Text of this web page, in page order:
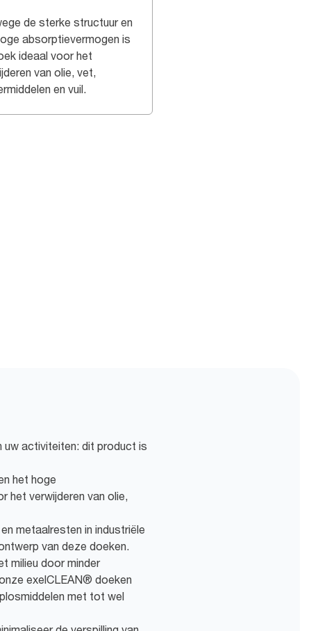
de sterke structuur en
absorptievermogen is
ideaal voor het
van olie, vet,
en vuil.
uw activiteiten: dit product is
het hoge
het verwijderen van olie,
metaalresten in industriële
van deze doeken.
milieu door minder
exelCLEAN® doeken
met tot wel